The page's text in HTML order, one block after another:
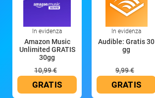
In evidenza
Amazon Music
Unlimited GRATIS
30gg
10,99 €
GRATIS
In evidenza
Audible: Gratis 30
gg
9,99 €
GRATIS